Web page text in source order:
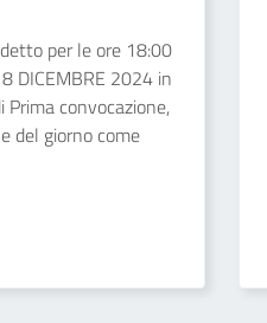
per le ore 18:00
DICEMBRE 2024 in
Prima convocazione,
del giorno come